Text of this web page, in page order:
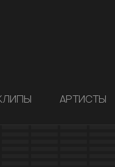
АРТИСТЫ